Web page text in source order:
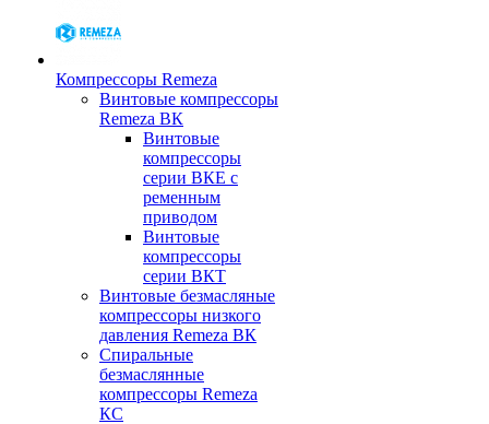
Компрессоры Remeza
Винтовые компрессоры
Remeza ВК
Винтовые
компрессоры
серии ВКЕ с
ременным
приводом
Винтовые
компрессоры
серии ВКТ
Винтовые безмасляные
компрессоры низкого
давления Remeza ВК
Спиральные
безмаслянные
компрессоры Remeza
КС